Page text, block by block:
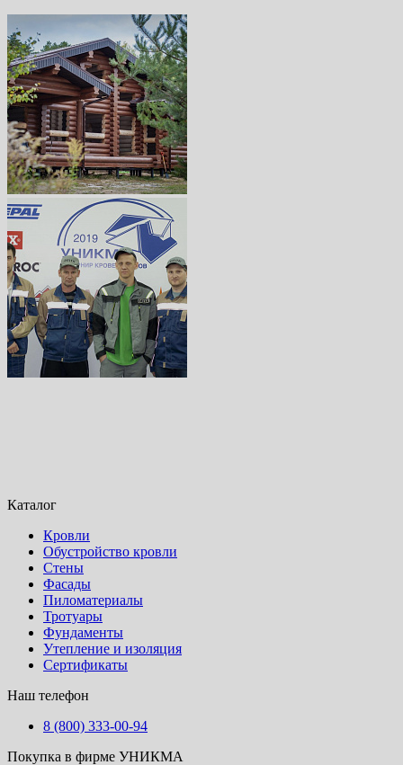
Каталог
Кровли
Обустройство кровли
Стены
Фасады
Пиломатериалы
Тротуары
Фундаменты
Утепление и изоляция
Сертификаты
Наш телефон
8 (800) 333-00-94
Покупка в фирме УНИКМА